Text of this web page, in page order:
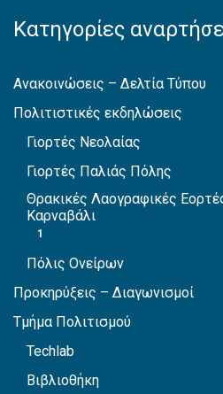
Κατηγορίες
Ανακοινώσεις – Δελτία Τύπου
Πολιτιστικές εκδηλώσεις
Γιορτές Νεολαίας
Γιορτές Παλιάς Πόλης
Θρακικές Λαογραφικές
Καρναβάλι
1
Πόλις Ονείρων
Προκηρύξεις – Διαγωνισμοί
Τμήμα Πολιτισμού
Techlab
Βιβλιοθήκη